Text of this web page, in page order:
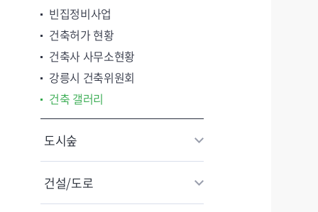
빈집정비사업
건축허가 현황
건축사 사무소현황
강릉시 건축위원회
건축 갤러리
도시숲
건설/도로